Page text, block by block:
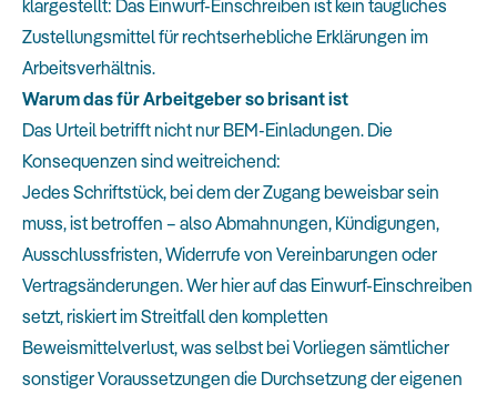
klargestellt: Das Einwurf-Einschreiben ist kein taugliches
Zustellungsmittel für rechtserhebliche Erklärungen im
Arbeitsverhältnis.
Warum das für Arbeitgeber so brisant ist
Das Urteil betrifft nicht nur BEM-Einladungen. Die
Konsequenzen sind weitreichend:
Jedes Schriftstück, bei dem der Zugang beweisbar sein
muss, ist betroffen – also Abmahnungen, Kündigungen,
Ausschlussfristen, Widerrufe von Vereinbarungen oder
Vertragsänderungen. Wer hier auf das Einwurf-Einschreiben
setzt, riskiert im Streitfall den kompletten
Beweismittelverlust, was selbst bei Vorliegen sämtlicher
sonstiger Voraussetzungen die Durchsetzung der eigenen